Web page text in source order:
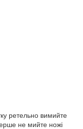
ретельно вимийте
не мийте ножі